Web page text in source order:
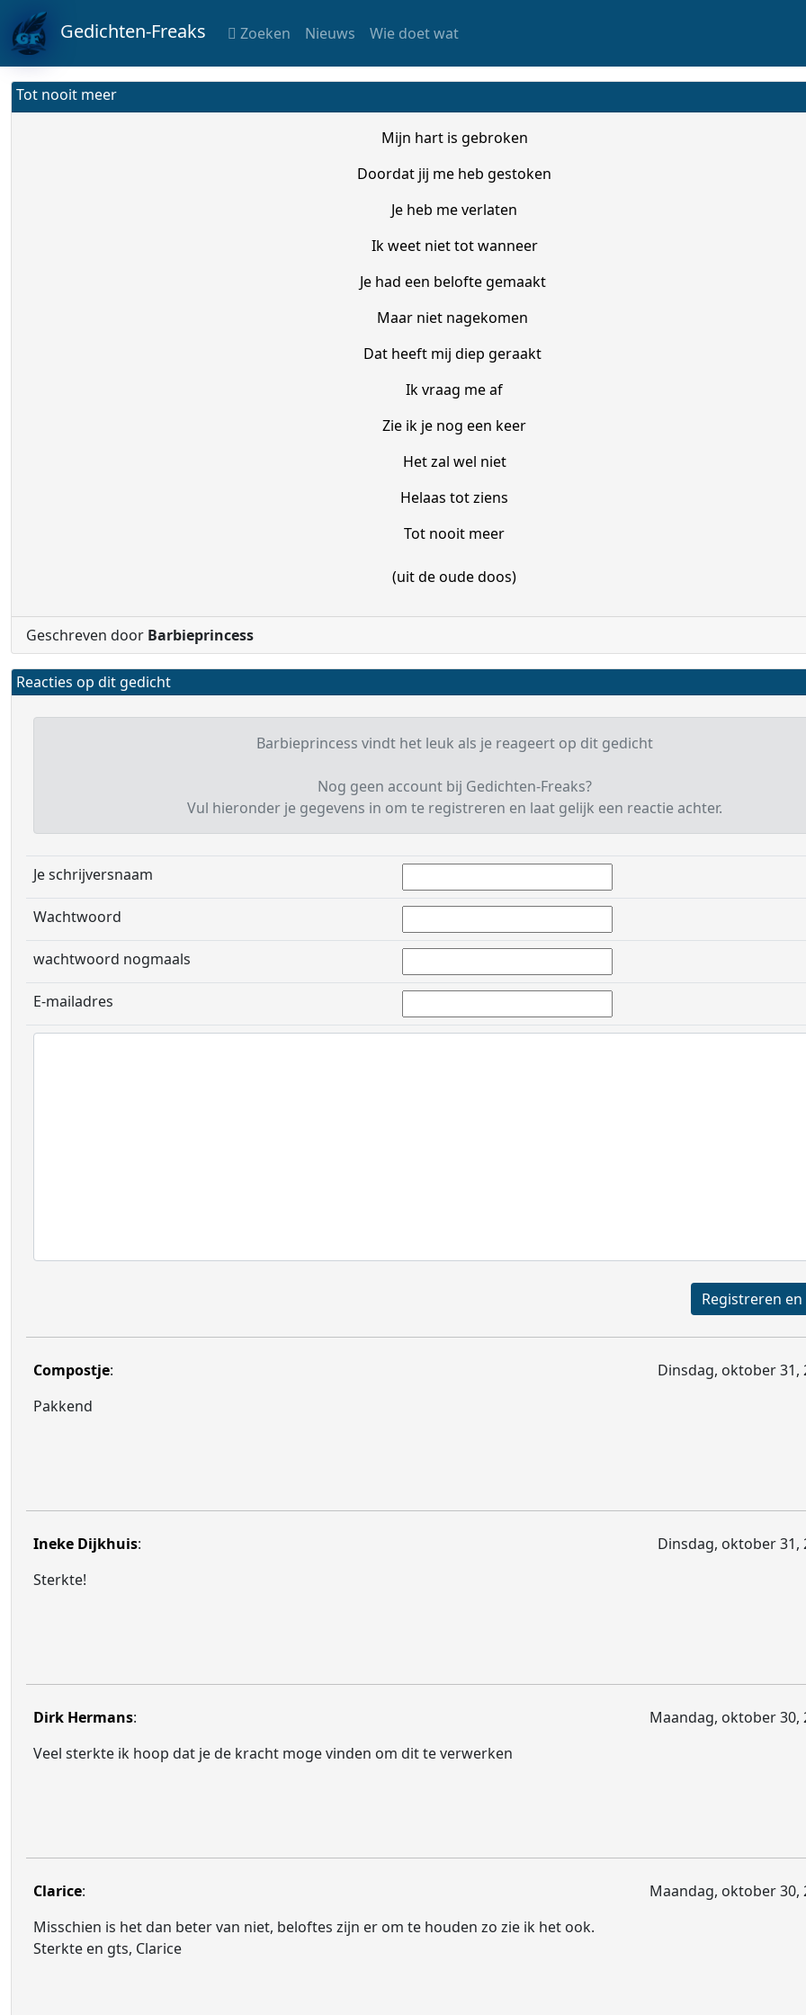
Gedichten-Freaks Zoeken Nieuws Wie doet wat
Tot nooit meer
Mijn hart is gebroken
Doordat jij me heb gestoken
Je heb me verlaten
Ik weet niet tot wanneer
Je had een belofte gemaakt
Maar niet nagekomen
Dat heeft mij diep geraakt
Ik vraag me af
Zie ik je nog een keer
Het zal wel niet
Helaas tot ziens
Tot nooit meer
(uit de oude doos)
Geschreven door Barbieprincess
Reacties op dit gedicht
Barbieprincess vindt het leuk als je reageert op dit gedicht
Nog geen account bij Gedichten-Freaks?
Vul hieronder je gegevens in om te registreren en laat gelijk een reactie achter.
Je schrijversnaam
Wachtwoord
wachtwoord nogmaals
E-mailadres
Compostje:
Dinsdag, oktober 31,
Pakkend
Ineke Dijkhuis:
Dinsdag, oktober 31,
Sterkte!
Dirk Hermans:
Maandag, oktober 30,
Veel sterkte ik hoop dat je de kracht moge vinden om dit te verwerken
Clarice:
Maandag, oktober 30,
Misschien is het dan beter van niet, beloftes zijn er om te houden zo zie ik het ook.
Sterkte en gts, Clarice